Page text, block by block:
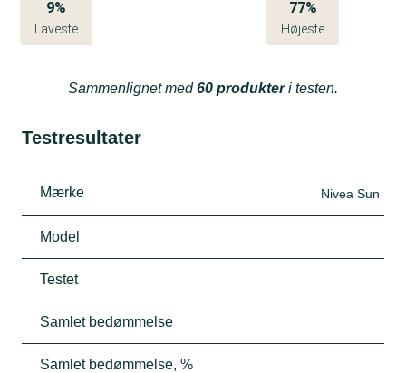
9%
Laveste
77%
Højeste
Sammenlignet med60 produkteri testen.
Testresultater
Mærke Nivea Sun
Model
Testet
Samlet bedømmelse
Samlet bedømmelse, %